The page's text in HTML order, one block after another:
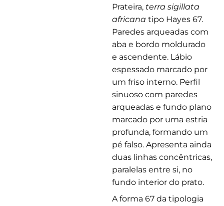
Prateira, terra sigillata
africana tipo Hayes 67.
Paredes arqueadas com
aba e bordo moldurado
e ascendente. Lábio
espessado marcado por
um friso interno. Perfil
sinuoso com paredes
arqueadas e fundo plano
marcado por uma estria
profunda, formando um
pé falso. Apresenta ainda
duas linhas concêntricas,
paralelas entre si, no
fundo interior do prato.
A forma 67 da tipologia